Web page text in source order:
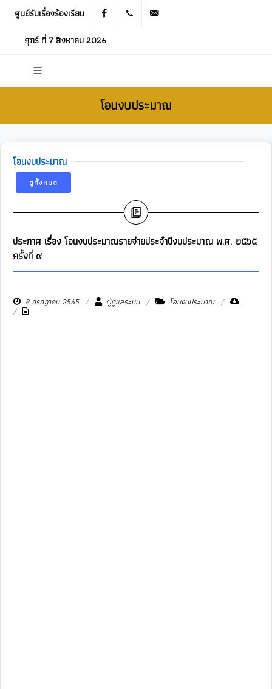
ศูนย์รับเรื่องร้องเรียน Facebook 021905536
ศุกร์ ที่ 7 สิงหาคม 2026
โอนงบประมาณ
โอนงบประมาณ
ดูทั้งหมด
ประกาศ เรื่อง โอนงบประมาณรายจ่ายประจำปีงบประมาณ พ.ศ. ๒๕๖๕
ครั้งที่ ๙
8 กรกฎาคม 2565 ผู้ดูแลระบบ โอนงบประมาณ